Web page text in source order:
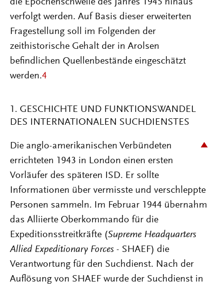
die Epochenschwelle des Jahres 1945 hinaus
verfolgt werden. Auf Basis dieser erweiterten
Fragestellung soll im Folgenden der
zeithistorische Gehalt der in Arolsen
befindlichen Quellenbestände eingeschätzt
werden.4
1. GESCHICHTE UND FUNKTIONSWANDEL
DES INTERNATIONALEN SUCHDIENSTES
Die anglo-amerikanischen Verbündeten
errichteten 1943 in London einen ersten
Vorläufer des späteren ISD. Er sollte
Informationen über vermisste und verschleppte
Personen sammeln. Im Februar 1944 übernahm
das Alliierte Oberkommando für die
Expeditionsstreitkräfte (Supreme Headquarters
Allied Expeditionary Forces - SHAEF) die
Verantwortung für den Suchdienst. Nach der
Auflösung von SHAEF wurde der Suchdienst in